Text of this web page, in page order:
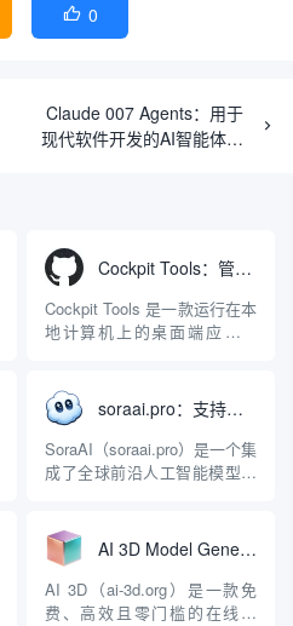
 0
Claude 007 Agents：用于
现代软件开发的AI智能体编
Cockpit Tools：管理多个AI编程IDE账号与配置多开独立实例的本地桌面应用
Cockpit Tools 是一款运行在本
地计算机上的桌面端应用程
程助手的账号与运行环境而设
计。它目前支持包括
Antigravity IDE、Codex、
GitHub Copilo...
soraai.pro：支持多模型文字转视频和图像生成的在线创作工具
SoraAI（soraai.pro）是一个集
成了全球前沿人工智能模型的
者、营销人员及广大用户提供
一站式、开箱即用的视觉内容
生成解决方案。网站的核心优
势在于其强大的多模型聚合能
AI 3D Model Generator：通过文本和图像快速生成3D模型的在线工具
AI 3D（ai-3d.org）是一款免
费、高效且零门槛的在线AI